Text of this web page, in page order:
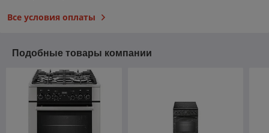
Все условия оплаты
Подобные товары компании